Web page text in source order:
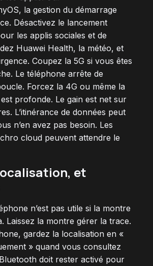
la gestion du démarrage
Désactivez le lancement
les applis sociales et de
Huawei Health, la météo, et
Coupez la 5G si vous êtes
Le téléphone arrête de
Forcez la 4G ou même la
profonde. Le gain est net sur
L’itinérance de données peut
n’en avez pas besoin. Les
cloud peuvent attendre le
et
n’est pas utile si la montre
Laissez la montre gérer la trace.
gardez la localisation en «
» quand vous consultez
doit rester activé pour